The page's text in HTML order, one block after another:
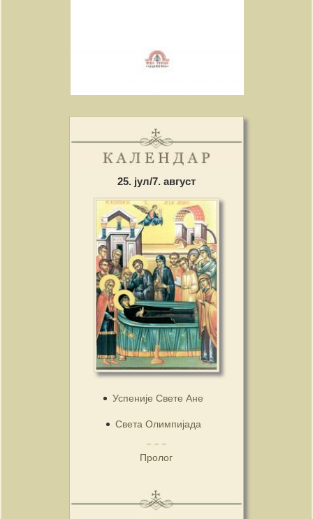
25. јул/7. август
Успеније Свете Ане
Света Олимпијада
Пролог